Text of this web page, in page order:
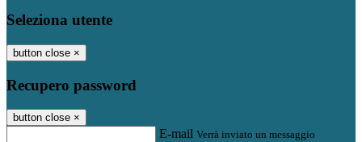
Seleziona utente
button close ×
Recupero password
button close ×
E-mail Verrà inviato un messaggio